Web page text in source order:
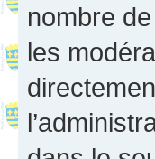
nombre
les